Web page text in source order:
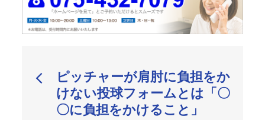
稿
ピッチャーが肩肘に負担をか
けない投球フォームとは「〇
〇に負担をかけること」